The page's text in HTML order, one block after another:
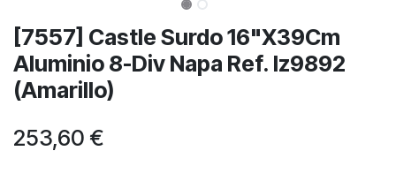
[7557] Castle Surdo 16"X39Cm
Aluminio 8-Div Napa Ref. Iz9892
(Amarillo)
253,60 €